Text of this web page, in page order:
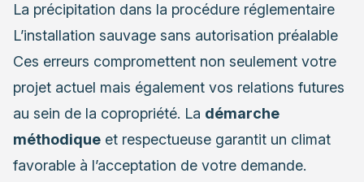
La précipitation dans la procédure réglementaire
L’installation sauvage sans autorisation préalable
Ces erreurs compromettent non seulement votre
projet actuel mais également vos relations futures
au sein de la copropriété. La démarche
méthodique et respectueuse garantit un climat
favorable à l’acceptation de votre demande.